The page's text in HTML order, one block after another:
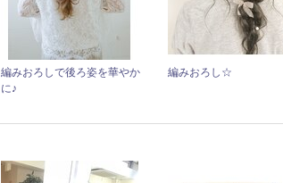
編みおろしで後ろ姿を華やか
に♪
編みおろし☆